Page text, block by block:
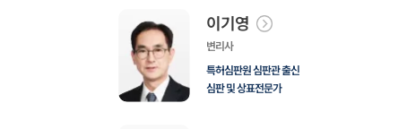
이기영
변리사
특허심판원 심판관 출신
심판 및 상표전문가